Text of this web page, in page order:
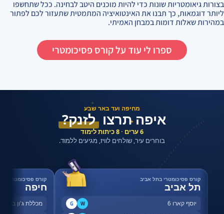
בצורות גיאומטריות שונות כדי להיות מוכנים היטב לבחינה. ככל שתחשפו
ליותר דוגמאות, כך תבנו את האינטואיציה המתמטית שתעזור לכם לפתור
במהירות שאלות דומות במבחן האמיתי.
ספרו לי עוד על קורס פסיכומטרי
✦
✦
מחיפה ועד באר שבע
איפה תרצולזנק?
6 ערים · 8 כיתות לימוד
בוחרים עיר, שולחים לוויז, מגיעים ללמוד.
קורס פסיכומטרי בתל אביב
תל אביב
יוסף קארו 6 W
G
קורס פסיכומטרי
חיפה
מכללת ג'ון